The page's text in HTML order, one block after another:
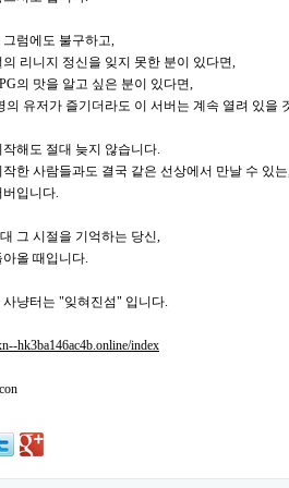
그럼에도 불구하고,
의 리니지 정신을 잊지 못한 분이 있다면,
의 맛을 알고 싶은 분이 있다면,
의 유저가 즐기더라도 이 서버는 계속 열려 있을
작해도 절대 늦지 않습니다.
작한 사람들과도 결국 같은 선상에서 만날 수 있
버입니다.
그 시절을 기억하는 당신,
아올 때입니다.
사냥터는 "잊혀진섬" 입니다.
hk3ba146ac4b.online/index